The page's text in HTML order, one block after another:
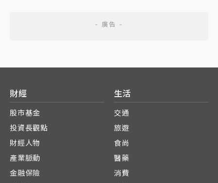
財經
股市基金
投資長觀點
財經人物
產業脈動
金融保險
生活
交通
旅遊
食尚
醫藥
消費